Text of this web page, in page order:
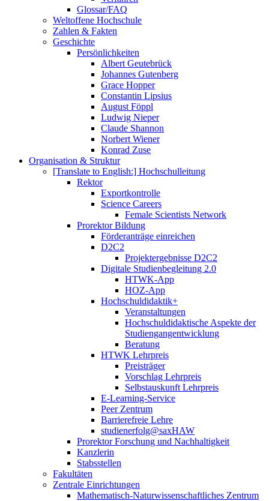
Glossar/FAQ
Weltoffene Hochschule
Zahlen & Fakten
Geschichte
Persönlichkeiten
Albert Geutebrück
Johannes Gutenberg
Grace Hopper
Constantin Lipsius
August Föppl
Ludwig Nieper
Claude Shannon
Norbert Wiener
Konrad Zuse
Organisation & Struktur
[Translate to English:] Hochschulleitung
Rektor
Exportkontrolle
Science Careers
Female Scientists Network
Prorektor Bildung
Förderanträge einreichen
D2C2
Projektergebnisse D2C2
Digitale Studienbegleitung 2.0
HTWK-App
HOZ-App
Hochschuldidaktik+
Veranstaltungen
Hochschuldidaktische Aspekte der
Studiengangentwicklung
Beratung
HTWK Lehrpreis
Preisträger
Vorschlag Lehrpreis
Selbstauskunft Lehrpreis
E-Learning-Service
Peer Zentrum
Barrierefreie Lehre
studienerfolg@saxHAW
Prorektor Forschung und Nachhaltigkeit
Kanzlerin
Stabsstellen
Fakultäten
Zentrale Einrichtungen
Mathematisch-Naturwissenschaftliches Zentrum